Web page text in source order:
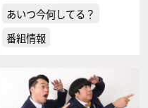
あいつ今何してる？
番組情報